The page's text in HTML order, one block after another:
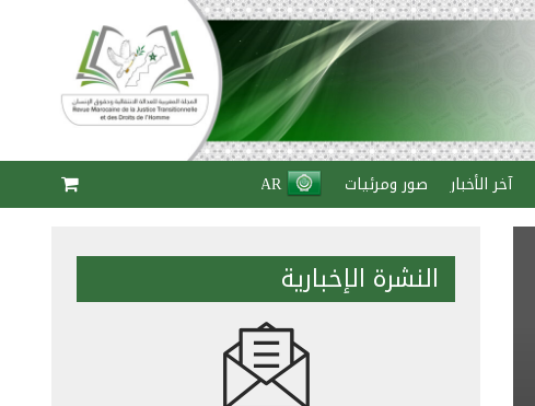
آخر الأخبار صور ومرئيات AR
النشرة الإخبارية